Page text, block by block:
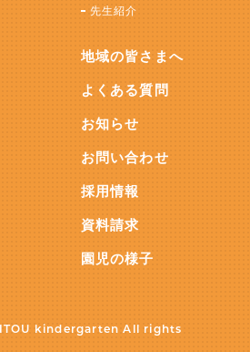
先生紹介
地域の皆さまへ
よくある質問
お知らせ
お問い合わせ
採用情報
資料請求
園児の様子
kindergarten All rights